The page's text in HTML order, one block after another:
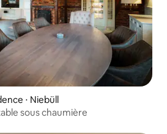
⋅ Niebüll
sous chaumière